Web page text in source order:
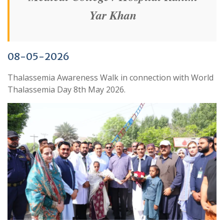
Yar Khan
08-05-2026
Thalassemia Awareness Walk in connection with World
Thalassemia Day 8th May 2026.